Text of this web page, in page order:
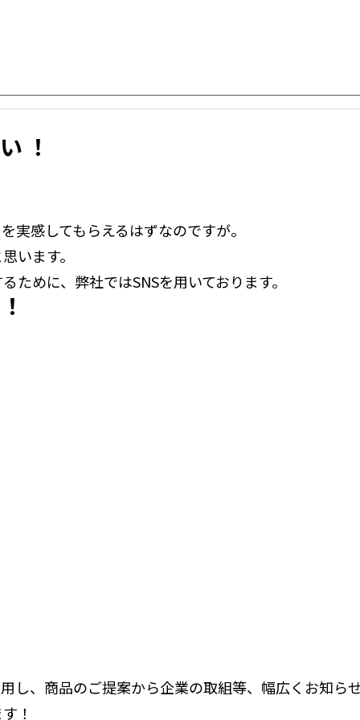
！
実感してもらえるはずなのですが。
います。
ために、弊社ではSNSを用いております。
し、商品のご提案から企業の取組等、幅広くお知ら
！